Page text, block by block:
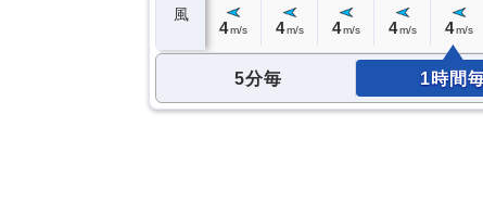
風
4 m/s 4 m/s 4 m/s 4 m/s 4 m/s
5分毎 1時間